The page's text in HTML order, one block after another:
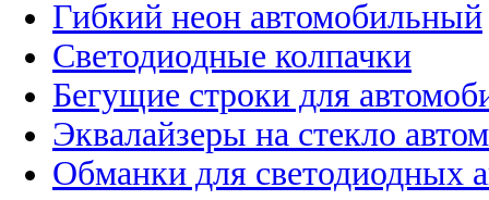
Гибкий неон автомобильный
Светодиодные колпачки
Бегущие строки для
Эквалайзеры на стекло
Обманки для светодиодных